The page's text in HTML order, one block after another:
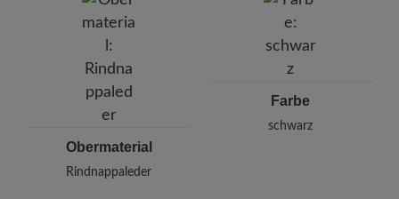
E-mail:
kundenbetreuung@baer-schuhe.de
Obermaterial
Rindnappaleder
Farbe
schwarz